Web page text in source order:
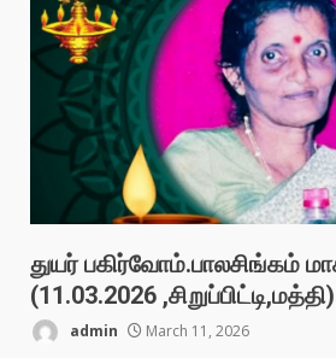
துயர் பகிர்வோம்.பாலசிங்கம்
(11.03.2026 ,சிறுப்பிட்டி,மத்தி)
admin March 11, 2026